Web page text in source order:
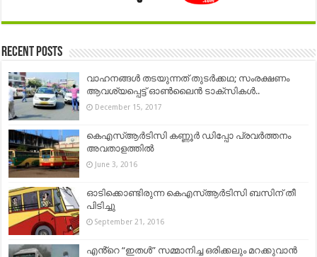
Recent Posts
വാഹനങ്ങൾ തടയുന്നത് തുടർക്കഥ; സംരക്ഷണം
ആവശ്യപ്പെട്ട് ഓൺലൈൻ ടാക്സികള്‍..
December 15, 2017
കെഎസ്ആര്‍ടിസി കണ്ണൂര്‍ ഡിപ്പോ പ്രവര്‍ത്തനം
അവതാളത്തില്‍
June 3, 2016
ഓടിക്കൊണ്ടിരുന്ന കെഎസ്ആര്‍ടിസി ബസിന് തീ
പിടിച്ചു
September 21, 2016
എൻ്റെ “ഇതൾ” സമ്മാനിച്ച ഒരിക്കലും മറക്കുവാൻ